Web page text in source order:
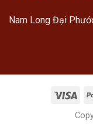
Nam Long Đại